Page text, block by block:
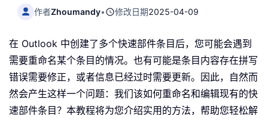
作者Zhoumandy• 修改日期2025-04-09
在 Outlook 中创建了多个快速部件条目后，您可能会遇到
需要重命名某个条目的情况。也有可能是条目内容存在拼写
错误需要修正，或者信息已经过时需要更新。因此，自然而
然会产生这样一个问题：我们该如何重命名和编辑现有的快
速部件条目？本教程将为您介绍实用的方法，帮助您轻松解